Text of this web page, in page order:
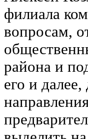
филиала
вопросам,
района и
его и